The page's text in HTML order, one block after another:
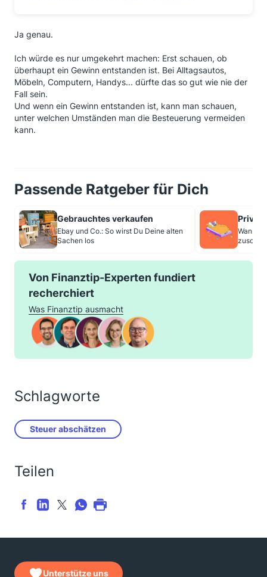
Ja genau.
Ich würde es nur umgekehrt machen: Erst schauen, ob
überhaupt ein Gewinn entstanden ist. Bei Alltagsautos,
Möbeln, Computern, Handys... dürfte das so gut wie nie der
Fall sein.
Und wenn ein Gewinn entstanden ist, kann man schauen,
unter welchen Umständen man die Besteuerung vermeiden
kann.
Passende Ratgeber für Dich
Gebrauchtes verkaufen
Ebay und Co.: So wirst Du Deine alten
Sachen los
Wann
Von Finanztip-Experten fundiert
recherchiert
Was Finanztip ausmacht
Schlagworte
Steuer abschätzen
Teilen
Unterstütze uns